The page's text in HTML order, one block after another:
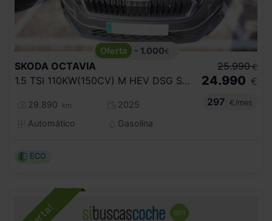
- 1.000€
SKODA OCTAVIA
1.5 TSI 110KW(150CV) M HEV DSG SELECTION
29.890 km
2025
Automático
Gasolina
25.990 €
24.990 €
297
€/mes
ECO